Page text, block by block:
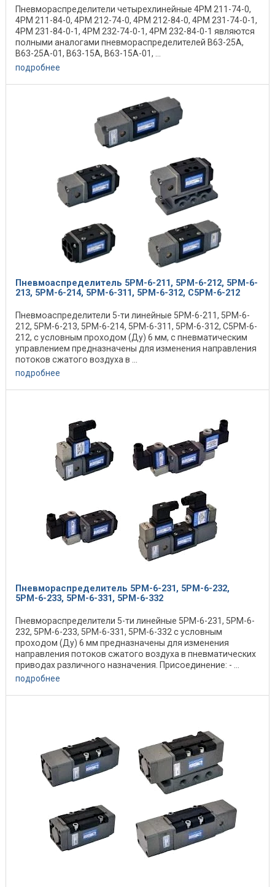
Пневмораспределители четырехлинейные 4РМ 211-74-0,
4РМ 211-84-0, 4РМ 212-74-0, 4РМ 212-84-0, 4РМ 231-74-0-1,
4РМ 231-84-0-1, 4РМ 232-74-0-1, 4РМ 232-84-0-1 являются
полными аналогами пневмораспределителей В63-25А,
В63-25А-01, В63-15А, В63-15А-01, ...
подробнее
Пневмоаспределитель 5РМ-6-211, 5РМ-6-212, 5РМ-6-
213, 5РМ-6-214, 5РМ-6-311, 5РМ-6-312, С5РМ-6-212
Пневмоаспределители 5-ти линейные 5РМ-6-211, 5РМ-6-
212, 5РМ-6-213, 5РМ-6-214, 5РМ-6-311, 5РМ-6-312, С5РМ-6-
212, с условным проходом (Ду) 6 мм, с пневматическим
управлением предназначены для изменения направления
потоков сжатого воздуха в ...
подробнее
Пневмораспределитель 5РМ-6-231, 5РМ-6-232,
5РМ-6-233, 5РМ-6-331, 5РМ-6-332
Пневмораспределители 5-ти линейные 5РМ-6-231, 5РМ-6-
232, 5РМ-6-233, 5РМ-6-331, 5РМ-6-332 с условным
проходом (Ду) 6 мм предназначены для изменения
направления потоков сжатого воздуха в пневматических
приводах различного назначения. Присоединение: - ...
подробнее